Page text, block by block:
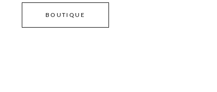
BOUTIQUE